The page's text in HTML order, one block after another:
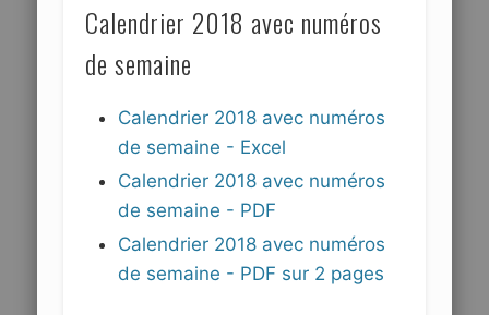
Calendrier 2018 avec numéros
de semaine
Calendrier 2018 avec numéros
de semaine - Excel
Calendrier 2018 avec numéros
de semaine - PDF
Calendrier 2018 avec numéros
de semaine - PDF sur 2 pages